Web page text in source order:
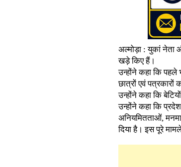
अल्मोड़ा : युकां नेता
खड़े किए हैं।
उन्होंने कहा कि
छात्रों एवं
उन्होंने कहा कि
उन्होंने कहा कि
अनियमितताओं,
दिया है। इस पूरे